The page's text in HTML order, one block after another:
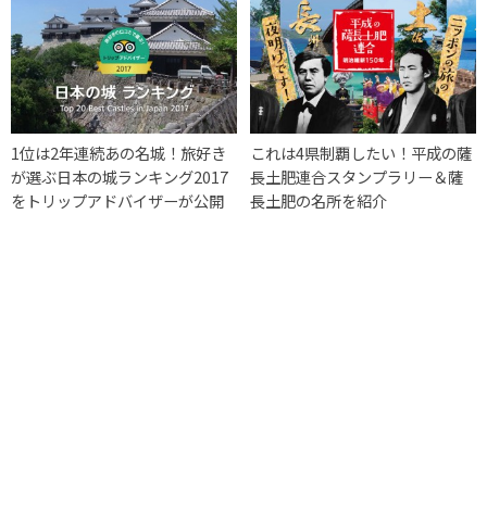
1位は2年連続あの名城！旅好き
が選ぶ日本の城ランキング2017
をトリップアドバイザーが公開
これは4県制覇したい！平成の薩
長土肥連合スタンプラリー＆薩
長土肥の名所を紹介